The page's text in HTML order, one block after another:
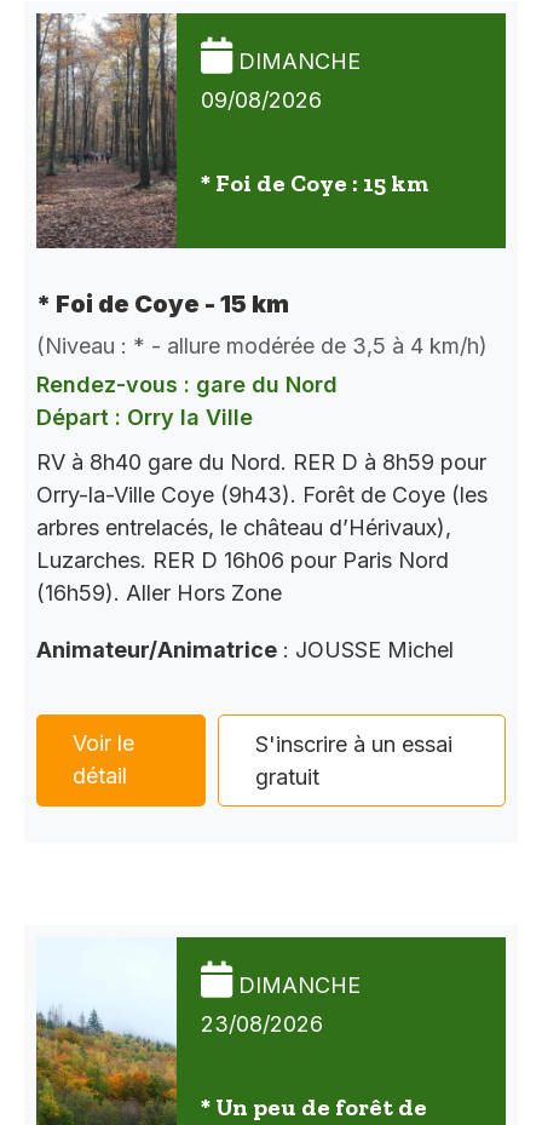
DIMANCHE
09/08/2026
* Foi de Coye : 15 km
* Foi de Coye - 15 km
(Niveau : * - allure modérée de 3,5 à 4 km/h)
Rendez-vous : gare du Nord
Départ : Orry la Ville
RV à 8h40 gare du Nord. RER D à 8h59 pour
Orry-la-Ville Coye (9h43). Forêt de Coye (les
arbres entrelacés, le château d’Hérivaux),
Luzarches. RER D 16h06 pour Paris Nord
(16h59). Aller Hors Zone
Animateur/Animatrice : JOUSSE Michel
Voir le
détail
S'inscrire à un essai
gratuit
DIMANCHE
23/08/2026
* Un peu de forêt de